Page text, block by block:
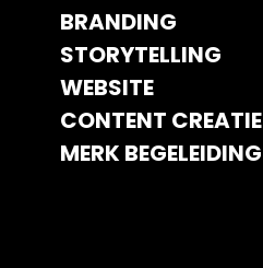
BRANDING
STORYTELLING
WEBSITE
CONTENT CREATIE
MERK BEGELEIDING